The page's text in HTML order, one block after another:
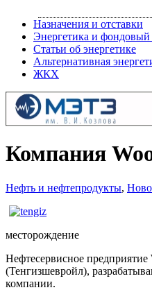
Назначения и отставки
Энергетика и
Статьи об энергетике
Альтернативная
ЖКХ
Компания
Нефть и нефтепродукты,
месторождение
Нефтесервисное
(Тенгизшевройл),
компании.